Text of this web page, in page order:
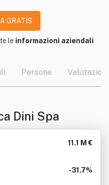
GRATIS
le informazioni aziendali
Persone Valutazioni
Dini Spa
11.1 M €
-31.7%